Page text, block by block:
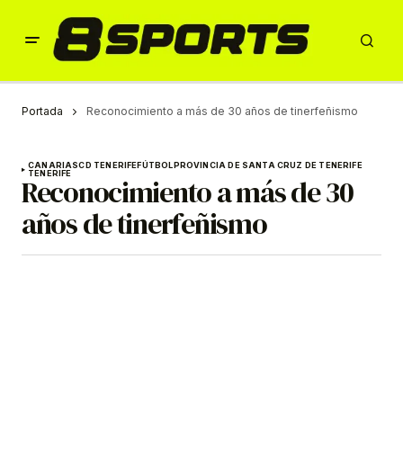
Portada Reconocimiento a más de 30 años de tinerfeñismo
CANARIASCD TENERIFEFÚTBOLPROVINCIA DE SANTA CRUZ DE TENERIFE
TENERIFE
Reconocimiento a más de 30
años de tinerfeñismo